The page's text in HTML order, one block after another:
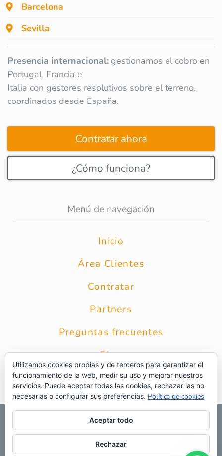
Barcelona
Sevilla
Presencia internacional: gestionamos el cobro en
Portugal, Francia e
Italia con gestores resolutivos sobre el terreno,
coordinados desde España.
Contratar ahora
¿Cómo funciona?
Menú de navegación
Inicio
Área Clientes
Contratar
Partners
Preguntas frecuentes
Blog
Contacto
© 2026 Grupo Intercobros|Calle Zurbarán 8 1* Planta 28010
|Política de privacidad
privacidad RRSS |Uso de cookies |Preguntas frecuentes |Web
Utilizamos cookies propias y de terceros para garantizar el
funcionamiento de la web, medir su uso y mejorar nuestros
servicios. Puede aceptar todas las cookies, rechazar las no
necesarias o configurar sus preferencias. Política de cookies
Aceptar todo
Rechazar